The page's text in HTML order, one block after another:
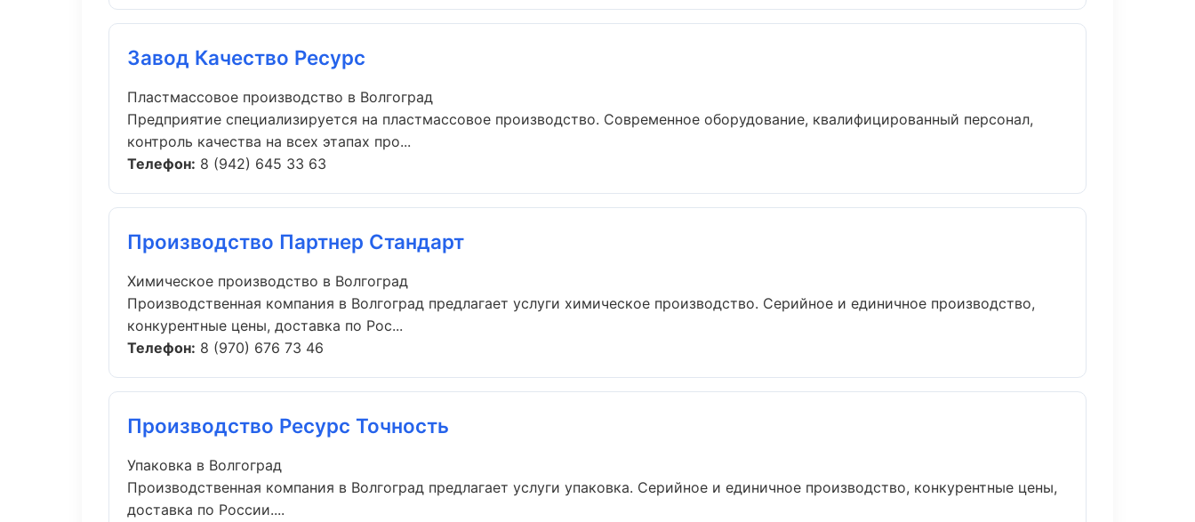
Завод Качество Ресурс
Пластмассовое производство в Волгоград
Предприятие специализируется на пластмассовое производство. Современное оборудование, квалифицированный персонал,
контроль качества на всех этапах про...
Телефон: 8 (942) 645 33 63
Производство Партнер Стандарт
Химическое производство в Волгоград
Производственная компания в Волгоград предлагает услуги химическое производство. Серийное и единичное производство,
конкурентные цены, доставка по Рос...
Телефон: 8 (970) 676 73 46
Производство Ресурс Точность
Упаковка в Волгоград
Производственная компания в Волгоград предлагает услуги упаковка. Серийное и единичное производство, конкурентные цены,
доставка по России....